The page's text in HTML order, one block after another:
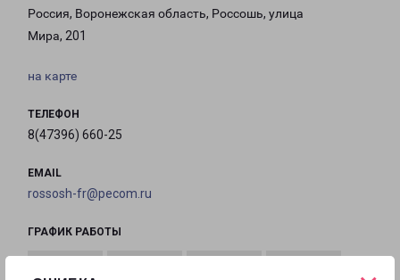
Россия, Воронежская область, Россошь, улица
Мира, 201
на карте
ТЕЛЕФОН
8(47396) 660-25
EMAIL
rossosh-fr@pecom.ru
ГРАФИК РАБОТЫ